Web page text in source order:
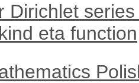
Dirichlet
eta